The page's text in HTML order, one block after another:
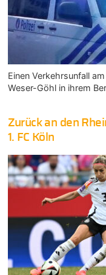
Einen Verkehrsunfall
Weser-Göhl in ihrem
Zurück an den
1. FC Köln